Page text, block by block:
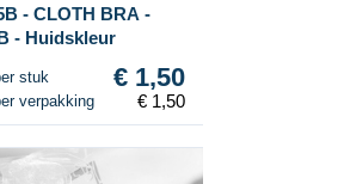
- CLOTH BRA -
- Huidskleur
stuk € 1,50
verpakking € 1,50